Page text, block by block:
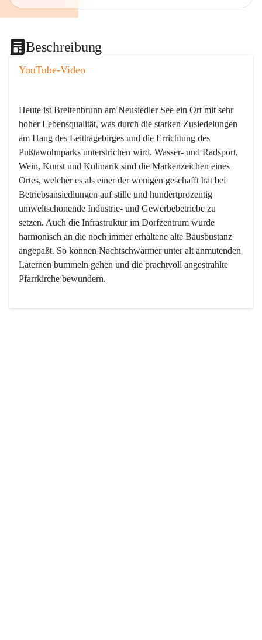
Beschreibung
YouTube-Video
Heute ist Breitenbrunn am Neusiedler See ein Ort mit sehr
hoher Lebensqualität, was durch die starken Zusiedelungen
am Hang des Leithagebirges und die Errichtung des
Pußtawohnparks unterstrichen wird. Wasser- und Radsport,
Wein, Kunst und Kulinarik sind die Markenzeichen eines
Ortes, welcher es als einer der wenigen geschafft hat bei
Betriebsansiedlungen auf stille und hundertprozentig
umweltschonende Industrie- und Gewerbebetriebe zu
setzen. Auch die Infrastruktur im Dorfzentrum wurde
harmonisch an die noch immer erhaltene alte Bausbustanz
angepaßt. So können Nachtschwärmer unter alt anmutenden
Laternen bummeln gehen und die prachtvoll angestrahlte
Pfarrkirche bewundern.
Der Weinbau dominert heute nicht mehr, ist aber integrativer